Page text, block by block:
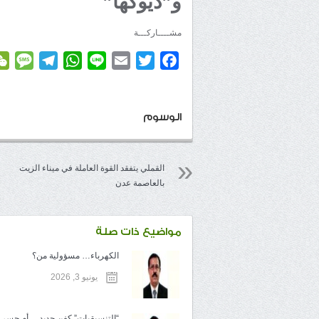
مشــــاركـــة
Facebook
Twitter
Email
Line
WhatsApp
الوسوم
القملي يتفقد القوة العاملة في ميناء الزيت
بالعاصمة عدن
مواضيع ذات صلة
الكهرباء… مسؤولية من؟
يونيو 3, 2026